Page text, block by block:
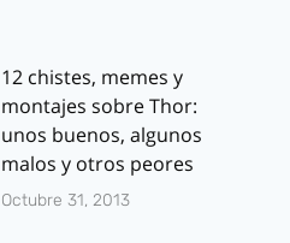
12 chistes, memes y
montajes sobre Thor:
unos buenos, algunos
malos y otros peores
Octubre 31, 2013